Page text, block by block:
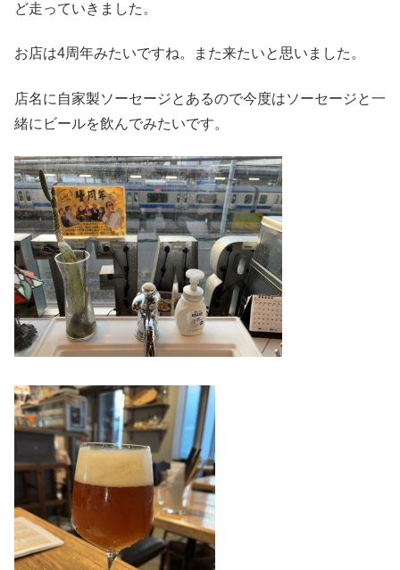
ど走っていきました。
お店は4周年みたいですね。また来たいと思いました。
店名に自家製ソーセージとあるので今度はソーセージと一
緒にビールを飲んでみたいです。